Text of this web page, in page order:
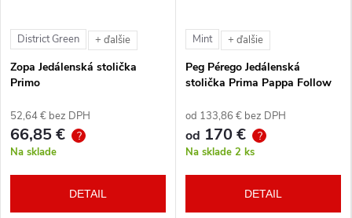
District Green + ďalšie
Zopa Jedálenská stolička
Primo
52,64 € bez DPH
66,85 € ?
Na sklade
DETAIL
Mint + ďalšie
Peg Pérego Jedálenská
stolička Prima Pappa Follow
od 133,86 € bez DPH
od 170 € ?
Na sklade 2 ks
DETAIL